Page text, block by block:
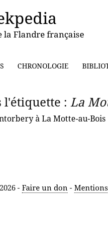
la Flandre française
CHRONOLOGIE
l'étiquette : La
à La Motte-au-Bois
-Faire un don-